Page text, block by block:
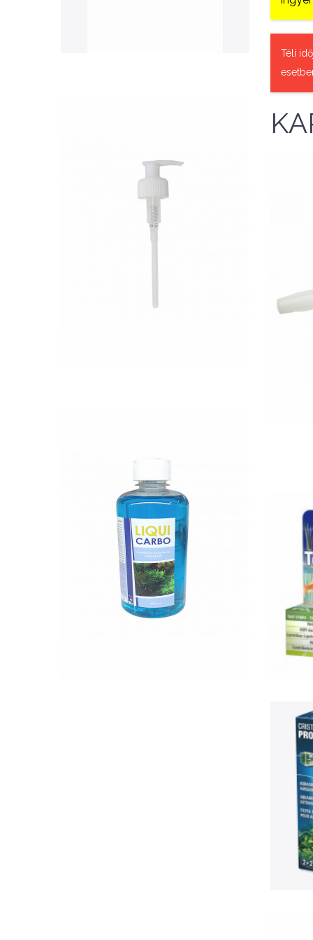
Nettó ár: 327 Ft
AquaLine folyékony táp
Nettó ár: 2,984 Ft
Liqui Carbo folyékony
CO2 500ml - 25000 liter
vízhez
KOSÁRBA
Téli